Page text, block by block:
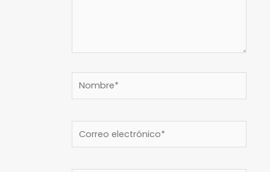
Nombre*
electrónico*